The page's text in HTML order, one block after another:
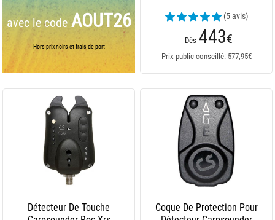
avec le code AOUT26
Hors prix noirs et frais de port
(5 avis)
Dès 443€
Prix public conseillé: 577,95€
Détecteur De Touche
Coque De Protection Pour